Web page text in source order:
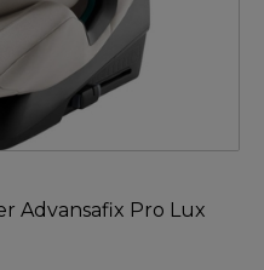
Advansafix Pro Lux